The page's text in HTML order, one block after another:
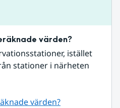
värden?
istället
stationer i närheten
värden?